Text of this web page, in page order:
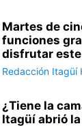
Martes de
funciones
disfrutar
Redacción Itagüí
¿Tiene la
Itagüí abrió